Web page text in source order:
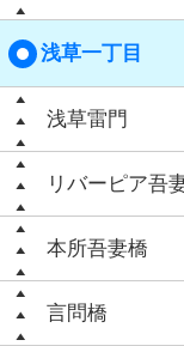
浅草一丁目
浅草雷門
リバーピア吾
本所吾妻橋
言問橋